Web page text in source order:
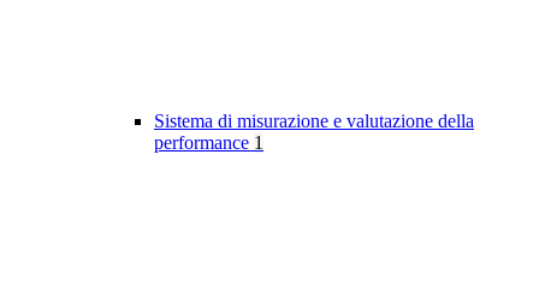
Sistema di misurazione e valutazione della
performance 1